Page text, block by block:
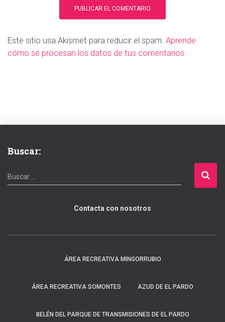
Este sitio usa Akismet para reducir el spam. Aprende
cómo se procesan los datos de tus comentarios.
Buscar:
B
u
r
Buscar …
Contacta con nosotros
ÁREA RECREATIVA MINGORRUBIO
ÁREA RECREATIVA SOMONTES AZUD DE EL PARDO
BELÉN DEL PARQUE DE TRANSMISIONES DE EL PARDO